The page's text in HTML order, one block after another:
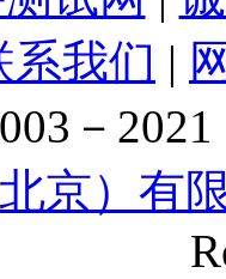
系我们 |
－2021
京）有